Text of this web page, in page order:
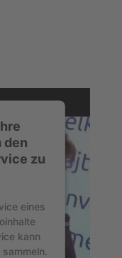
den
zu
eines
kann